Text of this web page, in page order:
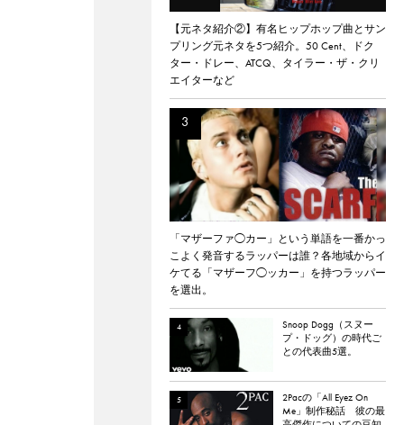
【元ネタ紹介②】有名ヒップホップ曲とサン
プリング元ネタを5つ紹介。50 Cent、ドク
ター・ドレー、ATCQ、タイラー・ザ・クリ
エイターなど
「マザーファ◯カー」という単語を一番かっ
こよく発音するラッパーは誰？各地域からイ
ケてる「マザーフ◯ッカー」を持つラッパー
を選出。
Snoop Dogg（スヌー
プ・ドッグ）の時代ご
との代表曲5選。
2Pacの「All Eyez On
Me」制作秘話 彼の最